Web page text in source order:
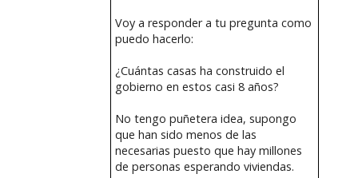
Voy a responder a tu pregunta como
puedo hacerlo:
¿Cuántas casas ha construido el
gobierno en estos casi 8 años?
No tengo puñetera idea, supongo
que han sido menos de las
necesarias puesto que hay millones
de personas esperando viviendas.